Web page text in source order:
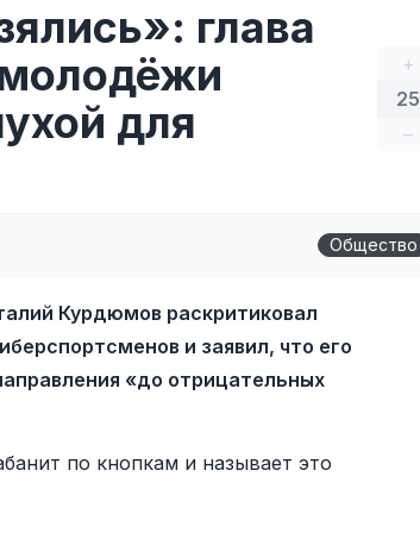
+
25
–
глава
для
Общество
Курдюмов раскритиковал
и заявил, что его
«до отрицательных
по кнопкам и называет это